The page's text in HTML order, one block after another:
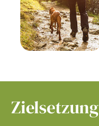
Zielsetzung